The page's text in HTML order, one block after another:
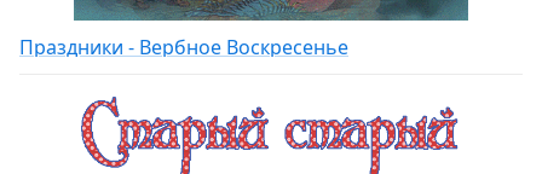
Праздники - Вербное Воскресенье